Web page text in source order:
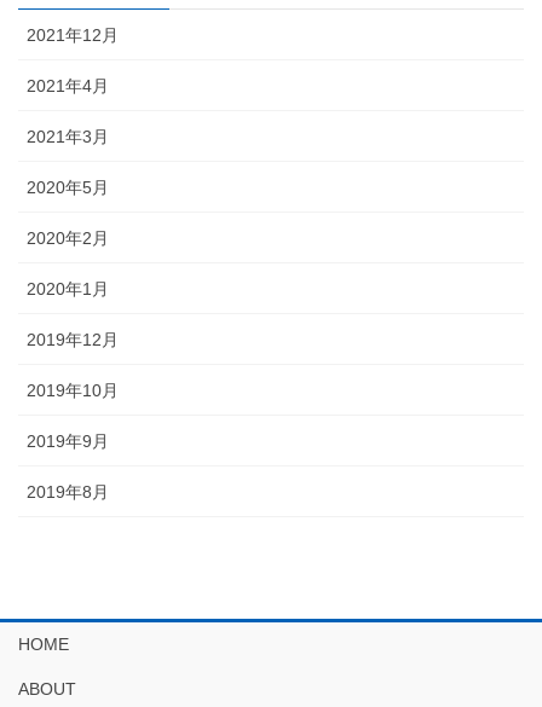
2021年12月
2021年4月
2021年3月
2020年5月
2020年2月
2020年1月
2019年12月
2019年10月
2019年9月
2019年8月
HOME
ABOUT